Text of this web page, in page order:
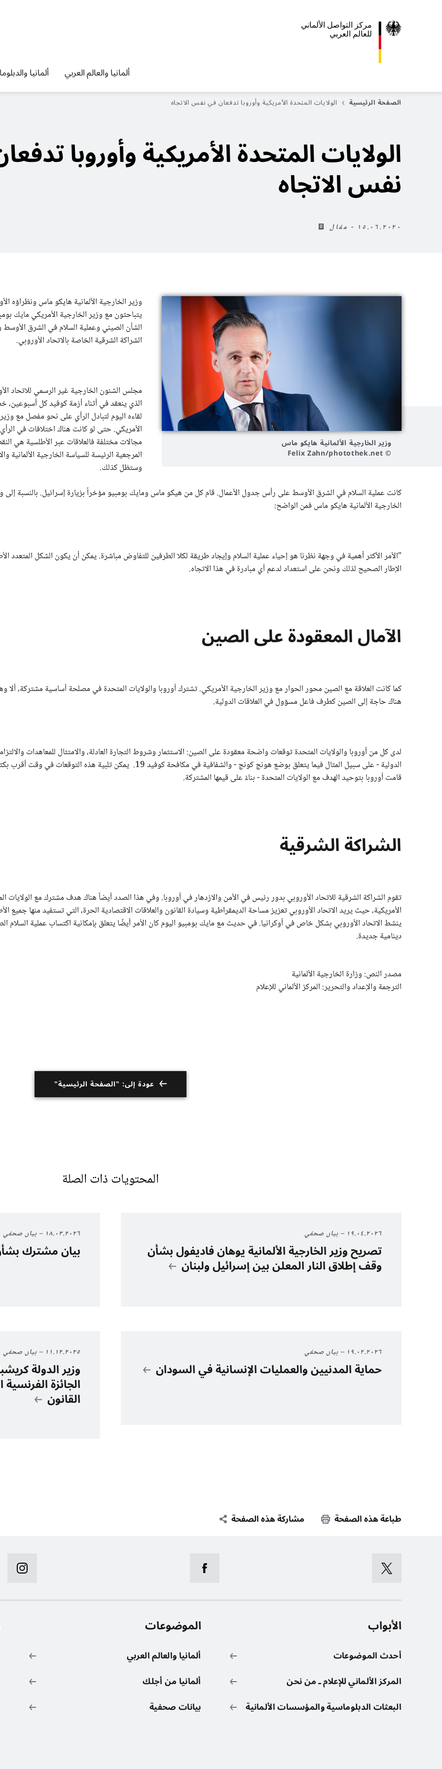
مركز التواصل الألماني
للعالم العربي
ألمانيا والعالم العربي ألمانيا
الصفحة الرئيسية الولايات المتحدة الأمريكية وأوروبا تدفعان في نفس الاتجاه
الولايات المتحدة الأمريكية وأوروبا
نفس الاتجاه
١٥.٠٦.٢٠٢٠ - مقال
وزير الخارجية الألمانية هايكو ماس
© Felix Zahn/photothek.net
وزير الخارجية الألمانية هايكو ماس ونظراؤه
يتباحثون مع وزير الخارجية الأمريكي مايك
الشأن الصيني وعملية السلام في الشرق الأوسط
الشراكة الشرقية الخاصة بالاتحاد الأوروبي.
مجلس الشئون الخارجية غير الرسمي للاتحاد
الذي ينعقد في أثناء أزمة كوفيد كل
لقاءه اليوم لتبادل الرأي على نحو مفصل مع
الأمريكي. حتى لو كانت هناك اختلافات في
مجالات مختلفة فالعلاقات عبر الأطلسية هي
المرجعية الرئيسة للسياسة الخارجية الألمانية
وستظل كذلك.
كانت عملية السلام في الشرق الأوسط على رأس جدول الأعمال. قام كل من هيكو ماس ومايك بومبيو مؤخراً بزيارة إسرائيل. بالنسبة إلى
الخارجية الألمانية هايكو ماس فمن الواضح:
"الأمر الأكثر أهمية في وجهة نظرنا هو إحياء عملية السلام وإيجاد طريقة لكلا الطرفين للتفاوض مباشرة. يمكن أن يكون الشكل المتعدد
الإطار الصحيح لذلك ونحن على استعداد لدعم أي مبادرة في هذا الاتجاه.
الآمال المعقودة على الصين
كما كانت العلاقة مع الصين محور الحوار مع وزير الخارجية الأمريكي. تشترك أوروبا والولايات المتحدة في مصلحة أساسية مشتركة، ألا
هناك حاجة إلى الصين كطرف فاعل مسؤول في العلاقات الدولية.
لدى كل من أوروبا والولايات المتحدة توقعات واضحة معقودة على الصين: الاستثمار وشروط التجارة العادلة، والامتثال للمعاهدات
الدولية - على سبيل المثال فيما يتعلق بوضع هونج كونج - والشفافية في مكافحة كوفيد 19. يمكن تلبية هذه التوقعات في
قامت أوروبا بتوحيد الهدف مع الولايات المتحدة - بناءً على قيمها المشتركة.
الشراكة الشرقية
تقوم الشراكة الشرقية للاتحاد الأوروبي بدور رئيس في الأمن والازدهار في أوروبا. وفي هذا الصدد أيضاً هناك هدف مشترك مع الولايات
الأمريكية، حيث يريد الاتحاد الأوروبي تعزيز مساحة الديمقراطية وسيادة القانون والعلاقات الاقتصادية الحرة، التي تستفيد منها جميع
ينشط الاتحاد الأوروبي بشكل خاص في أوكرانيا. في حديث مع مايك بومبيو اليوم كان الأمر أيضًا يتعلق بإمكانية اكتساب عملية السلام
دينامية جديدة.
مصدر النص: وزارة الخارجية الألمانية
الترجمة والإعداد والتحرير: المركز الألماني للإعلام
عودة إلى: "الصفحة الرئيسية"
المحتويات ذات الصلة
١٩.٠٤.٢٠٢٦ بيان صحفي
تصريح وزير الخارجية الألمانية يوهان فاديفول بشأن
وقف إطلاق النار المعلن بين إسرائيل ولبنان
١٨.٠٣.٢٠٢٦ بيان صحفي
بيان مشترك
١٩.٠٢.٢٠٢٦ بيان صحفي
حماية المدنيين والعمليات الإنسانية في السودان
١١.١٢.٢٠٢٥ بيان صحفي
وزير الدولة
الجائزة
القانون
طباعة هذه الصفحة مشاركة هذه الصفحة
الأبواب
أحدث الموضوعات
المركز الألماني للإعلام ـ من نحن
البعثات الدبلوماسية والمؤسسات الألمانية
الموضوعات
ألمانيا والعالم العربي
ألمانيا من أجلك
بيانات صحفية